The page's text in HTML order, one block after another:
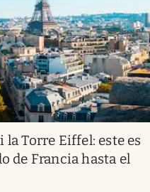
la Torre Eiffel: este es
de Francia hasta el